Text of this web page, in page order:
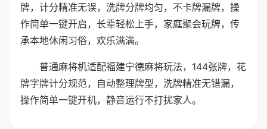
牌，计分精准无误，洗牌分牌均匀，不卡牌漏牌，操
作简单一键开启，长辈轻松上手，家庭聚会玩牌，传
承本地休闲习俗，欢乐满满。
普通麻将机适配福建宁德麻将玩法，144张牌，花
牌字牌计分规范，自动整理牌型，洗牌精准无错漏，
操作简单一键开机，静音运行不打扰家人。